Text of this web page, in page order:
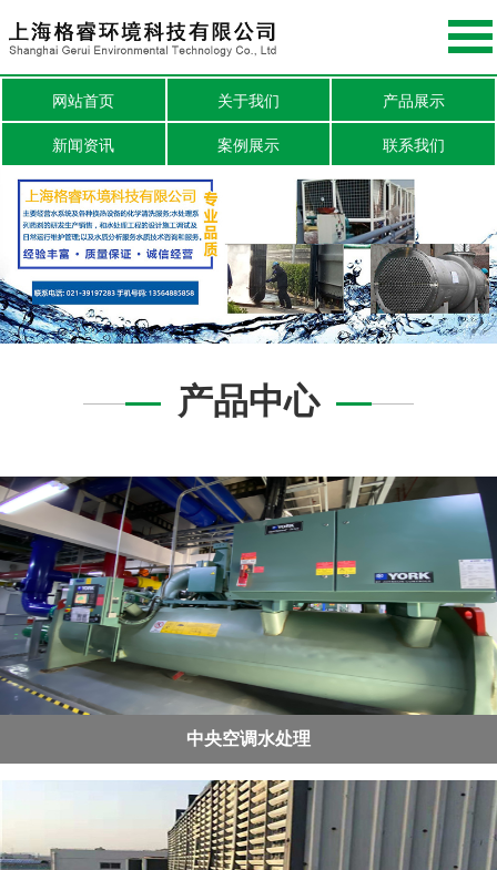
网站首页 关于我们 产品展示
新闻资讯 案例展示 联系我们
产品中心
中央空调水处理